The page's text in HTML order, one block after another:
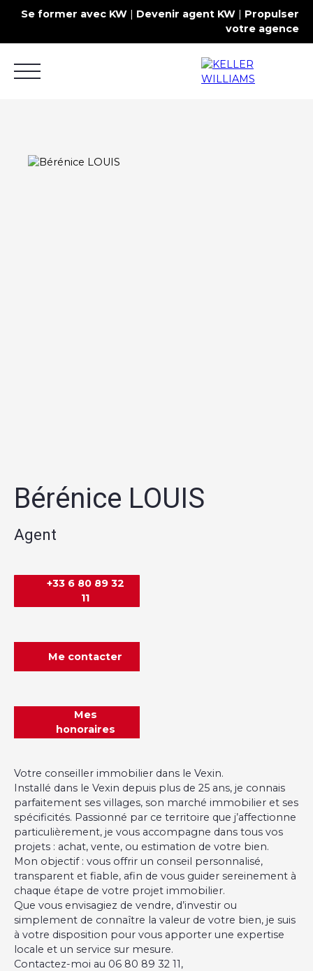
Se former avec KW | Devenir agent KW | Propulser
votre agence
Bérénice LOUIS
Agent
+33 6 80 89 32
11
Me contacter
Mes
honoraires
Votre conseiller immobilier dans le Vexin.
Installé dans le Vexin depuis plus de 25 ans, je connais
parfaitement ses villages, son marché immobilier et ses
spécificités. Passionné par ce territoire que j’affectionne
particulièrement, je vous accompagne dans tous vos
projets : achat, vente, ou estimation de votre bien.
Mon objectif : vous offrir un conseil personnalisé,
transparent et fiable, afin de vous guider sereinement à
chaque étape de votre projet immobilier.
Que vous envisagiez de vendre, d’investir ou
simplement de connaître la valeur de votre bien, je suis
à votre disposition pour vous apporter une expertise
locale et un service sur mesure.
Contactez-moi au 06 80 89 32 11,